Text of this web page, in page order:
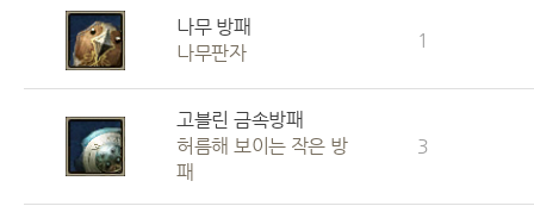
나무 방패
나무판자
1
고블린 금속방패
허름해 보이는 작은 방
패
3